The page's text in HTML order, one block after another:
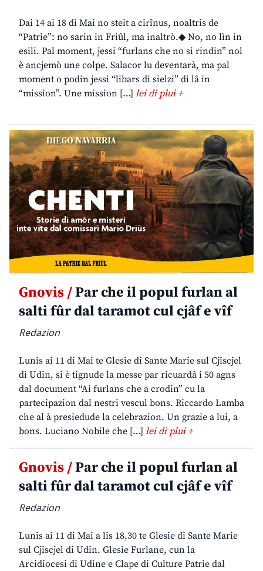
Dai 14 ai 18 di Mai no steit a cirînus, noaltris de
“Patrie”: no sarin in Friûl, ma inaltrò.◆ No, no lìn in
esili. Pal moment, jessi “furlans che no si rindin” nol
è ancjemò une colpe. Salacor lu deventarà, ma pal
moment o podin jessi “libars di sielzi” di lâ in
“mission”. Une mission […] lei di plui +
Gnovis /Par che il popul furlan al
salti fûr dal taramot cul cjâf e vîf
Redazion
Lunis ai 11 di Mai te Glesie di Sante Marie sul Cjiscjel
di Udin, si è tignude la messe par ricuardâ i 50 agns
dal document “Ai furlans che a crodin” cu la
partecipazion dal nestri vescul bons. Riccardo Lamba
che al à presiedude la celebrazion. Un grazie a lui, a
bons. Luciano Nobile che […] lei di plui +
Gnovis /Par che il popul furlan al
salti fûr dal taramot cul cjâf e vîf
Redazion
Lunis ai 11 di Mai a lis 18,30 te Glesie di Sante Marie
sul Cjiscjel di Udin. Glesie Furlane, cun la
Arcidiocesi di Udine e Clape di Culture Patrie dal